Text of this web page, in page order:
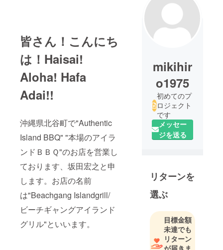
皆さん！こんにち
は！Haisai!
Aloha! Hafa
Adai!!
沖縄県北谷町で"Authentic
Island BBQ" "本場のアイラ
ンドＢＢＱ"のお店を営業し
ております、坂田宏之と申
します。お店の名前
は"Beachgang Islandgrill/
ビーチギャングアイランド
グリル"といいます。
mikihir
o1975
初めてのプ
ロジェクト
です
メッセー
ジを送る
リターンを
選ぶ
目標金額
未達でも
リターン